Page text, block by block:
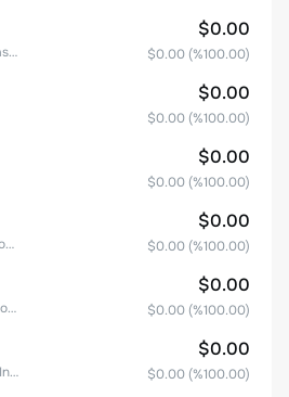
Alphabet Inc. Class C Capital Stock
$0.00
$0.00 (%100.00)
$0.00
$0.00 (%100.00)
$0.00
$0.00 (%100.00)
Broadcom Inc. Common Stock
$0.00
$0.00 (%100.00)
Tesla, Inc. Common Stock
$0.00
$0.00 (%100.00)
Meta Platforms, Inc. Class A Common Stock
$0.00
$0.00 (%100.00)